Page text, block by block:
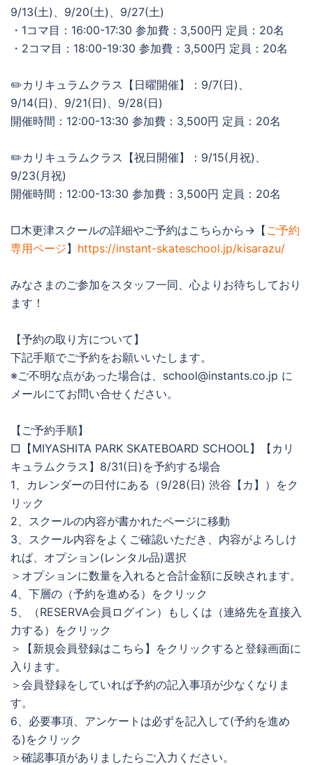
9/13(土)、9/20(土)、9/27(土)
・1コマ目：16:00-17:30 参加費：3,500円 定員：20名
・2コマ目：18:00-19:30 参加費：3,500円 定員：20名
✏️カリキュラムクラス【日曜開催】：9/7(日)、
9/14(日)、9/21(日)、9/28(日)
開催時間：12:00-13:30 参加費：3,500円 定員：20名
✏️カリキュラムクラス【祝日開催】：9/15(月祝)、
9/23(月祝)
開催時間：12:00-13:30 参加費：3,500円 定員：20名
□木更津スクールの詳細やご予約はこちらから→【 ご予約
専用ページ】 https://instant-skateschool.jp/kisarazu/
みなさまのご参加をスタッフ一同、心よりお待ちしており
ます！
【予約の取り方について】
下記手順でご予約をお願いいたします。
※ご不明な点があった場合は、school@instants.co.jp に
メールにてお問い合せください。
【ご予約手順】
□【MIYASHITA PARK SKATEBOARD SCHOOL】【カリ
キュラムクラス】8/31(日)を予約する場合
1、カレンダーの日付にある（9/28(日) 渋谷【カ】）をク
リック
2、スクールの内容が書かれたページに移動
3、スクール内容をよくご確認いただき、内容がよろしけ
れば、オプション(レンタル品)選択
＞オプションに数量を入れると合計金額に反映されます。
4、下層の（予約を進める）をクリック
5、（RESERVA会員ログイン）もしくは（連絡先を直接入
力する）をクリック
＞【新規会員登録はこちら】をクリックすると登録画面に
入ります。
＞会員登録をしていれば予約の記入事項が少なくなりま
す。
6、必要事項、アンケートは必ずを記入して(予約を進め
る)をクリック
＞確認事項がありましたらご入力ください。